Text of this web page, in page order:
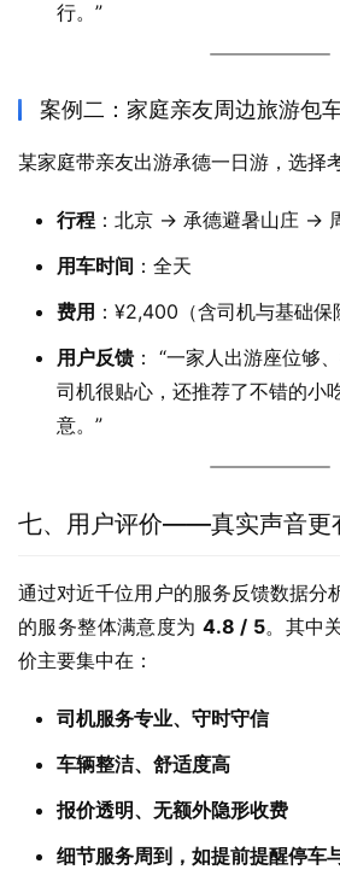
行。”
案例二：家庭亲友周边旅游包
某家庭带亲友出游承德一日游，选择
行程 ：北京 → 承德避暑山庄 →
用车时间 ：全天
费用 ：¥2,400（含司机与基础保
用户反馈 ： “一家人出游座位够
司机很贴心，还推荐了不错的小
意。”
七、用户评价——真实声音更
通过对近千位用户的服务反馈数据分
的服务整体满意度为 4.8 / 5。其中
价主要集中在：
司机服务专业、守时守信
车辆整洁、舒适度高
报价透明、无额外隐形收费
细节服务周到，如提前提醒停车